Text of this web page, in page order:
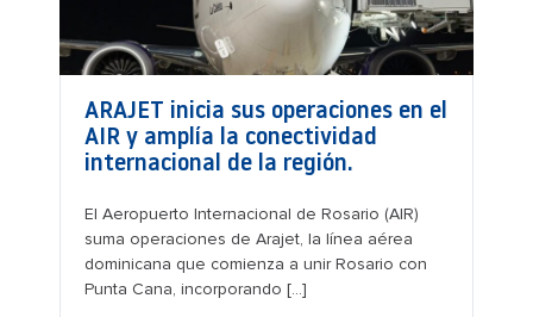
ARAJET inicia sus operaciones en el
AIR y amplía la conectividad
internacional de la región.
El Aeropuerto Internacional de Rosario (AIR)
suma operaciones de Arajet, la línea aérea
dominicana que comienza a unir Rosario con
Punta Cana, incorporando [...]